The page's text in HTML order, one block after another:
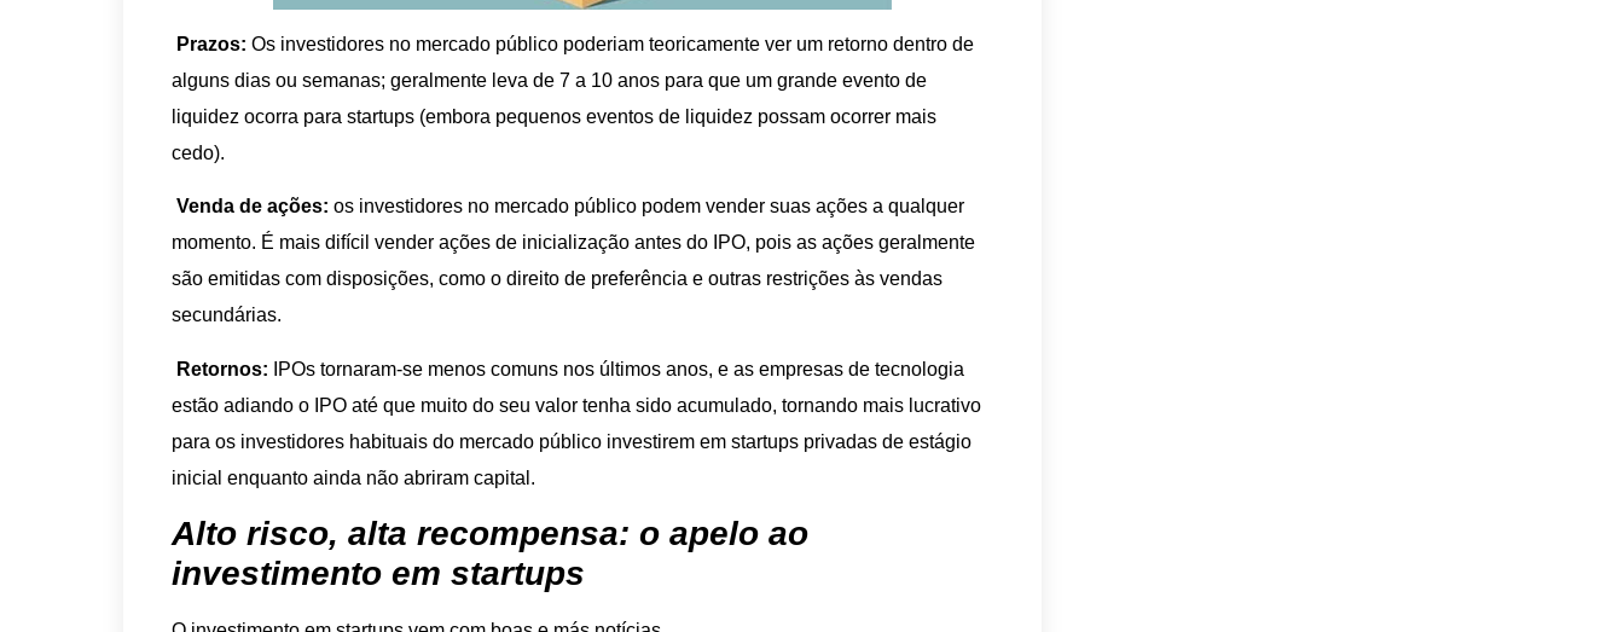
Prazos: Os investidores no mercado público poderiam teoricamente ver um retorno dentro de
alguns dias ou semanas; geralmente leva de 7 a 10 anos para que um grande evento de
liquidez ocorra para startups (embora pequenos eventos de liquidez possam ocorrer mais
cedo).
Venda de ações: os investidores no mercado público podem vender suas ações a qualquer
momento. É mais difícil vender ações de inicialização antes do IPO, pois as ações geralmente
são emitidas com disposições, como o direito de preferência e outras restrições às vendas
secundárias.
Retornos: IPOs tornaram-se menos comuns nos últimos anos, e as empresas de tecnologia
estão adiando o IPO até que muito do seu valor tenha sido acumulado, tornando mais lucrativo
para os investidores habituais do mercado público investirem em startups privadas de estágio
inicial enquanto ainda não abriram capital.
Alto risco, alta recompensa: o apelo ao
investimento em startups